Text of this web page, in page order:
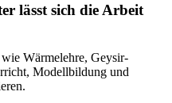
lässt sich die Arbeit
Wärmelehre, Geysir-
Modellbildung und